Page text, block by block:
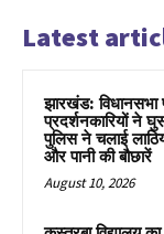
Latest
झारखंड: विधानसभा
प्रदर्शनकारियों ने
पुलिस ने चलाई
और पानी की बौछारें
August 10, 2026